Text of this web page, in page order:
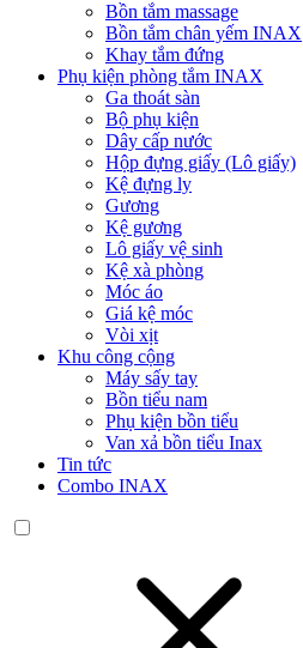
Bồn tắm massage
Bồn tắm chân yếm INAX
Khay tắm đứng
Phụ kiện phòng tắm INAX
Ga thoát sàn
Bộ phụ kiện
Dây cấp nước
Hộp đựng giấy (Lô giấy)
Kệ đựng ly
Gương
Kệ gương
Lô giấy vệ sinh
Kệ xà phòng
Móc áo
Giá kệ móc
Vòi xịt
Khu công cộng
Máy sấy tay
Bồn tiểu nam
Phụ kiện bồn tiểu
Van xả bồn tiểu Inax
Tin tức
Combo INAX